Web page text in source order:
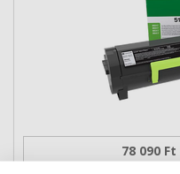
78 090 Ft